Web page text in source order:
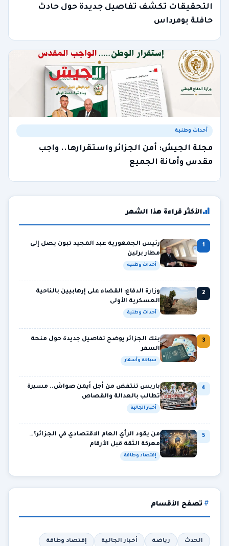
التحقيقات تكشف تفاصيل جديدة حول حادث
حافلة بومرداس
أحداث وطنية
مجلة الجيش: أمن الجزائر واستقرارها.. واجب
مقدس وأمانة الجميع
الأكثر قراءة هذا الشهر
1
رئيس الجمهورية عبد المجيد تبون يصل إلى
مطار برلين
أحداث وطنية
2
وزارة الدفاع: القضاء على إرهابيين بالناحية
العسكرية الأولى
أحداث وطنية
3
بنك الجزائر يوضح تفاصيل جديدة حول منحة
السفر
سياحة وأسفار
4
باريس تنتفض من أجل أيمن صواش.. مسيرة
تطالب بالعدالة والقصاص
أخبار الجالية
5
من يقود الرأي العام الاقتصادي في الجزائر؟…
معركة الثقة قبل الأرقام
إقتصاد وطاقة
تصفح الأقسام
الحدث رياضة أخبار الجالية إقتصاد وطاقة